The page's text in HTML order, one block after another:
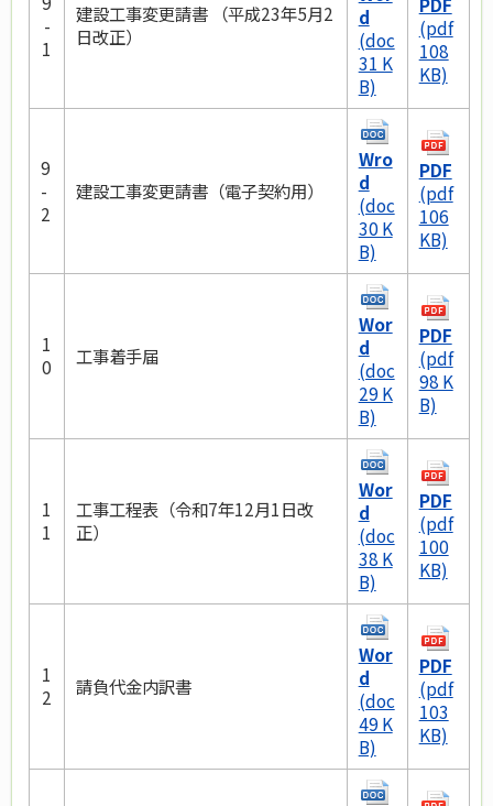
-
1
建設工事変更請書 （平成23年5月2
日改正）
d
(doc
31 K
B)
(pdf
108
KB)
9
-
2
建設工事変更請書（電子契約用）
Wro
d
(doc
30 K
B)
PDF
(pdf
106
KB)
1
0
工事着手届
Wor
d
(doc
29 K
B)
PDF
(pdf
98 K
B)
1
1
工事工程表（令和7年12月1日改
正）
Wor
d
(doc
38 K
B)
PDF
(pdf
100
KB)
1
2
請負代金内訳書
Wor
d
(doc
49 K
B)
PDF
(pdf
103
KB)